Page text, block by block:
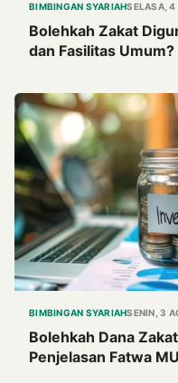
BIMBINGAN SYARIAHSELASA,
Bolehkah Zakat
dan Fasilitas
BIMBINGAN SYARIAHSENIN, 3
Bolehkah Dana
Penjelasan Fatwa